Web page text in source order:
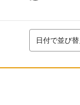
並び替え
日付で並び替